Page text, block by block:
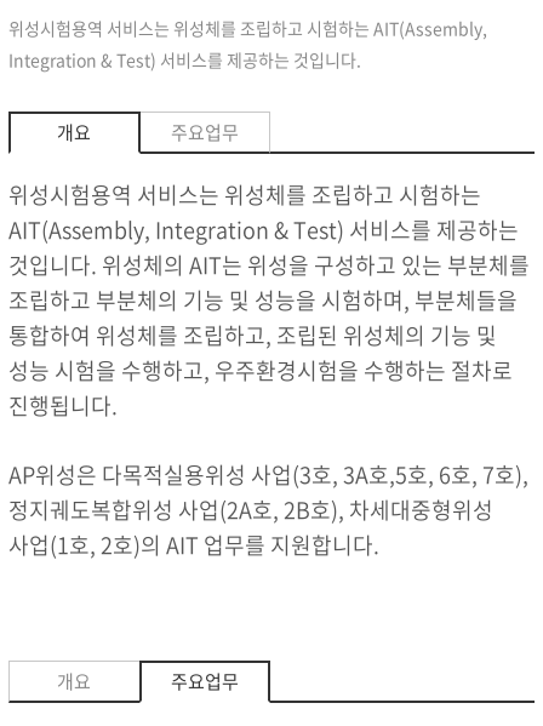
위성시험용역 서비스는 위성체를 조립하고 시험하는 AIT(Assembly,
Integration & Test) 서비스를 제공하는 것입니다.
개요 주요업무
위성시험용역 서비스는 위성체를 조립하고 시험하는
AIT(Assembly, Integration & Test) 서비스를 제공하는
것입니다. 위성체의 AIT는 위성을 구성하고 있는 부분체를
조립하고 부분체의 기능 및 성능을 시험하며, 부분체들을
통합하여 위성체를 조립하고, 조립된 위성체의 기능 및
성능 시험을 수행하고, 우주환경시험을 수행하는 절차로
진행됩니다.
AP위성은 다목적실용위성 사업(3호, 3A호,5호, 6호, 7호),
정지궤도복합위성 사업(2A호, 2B호), 차세대중형위성
사업(1호, 2호)의 AIT 업무를 지원합니다.
개요 주요업무